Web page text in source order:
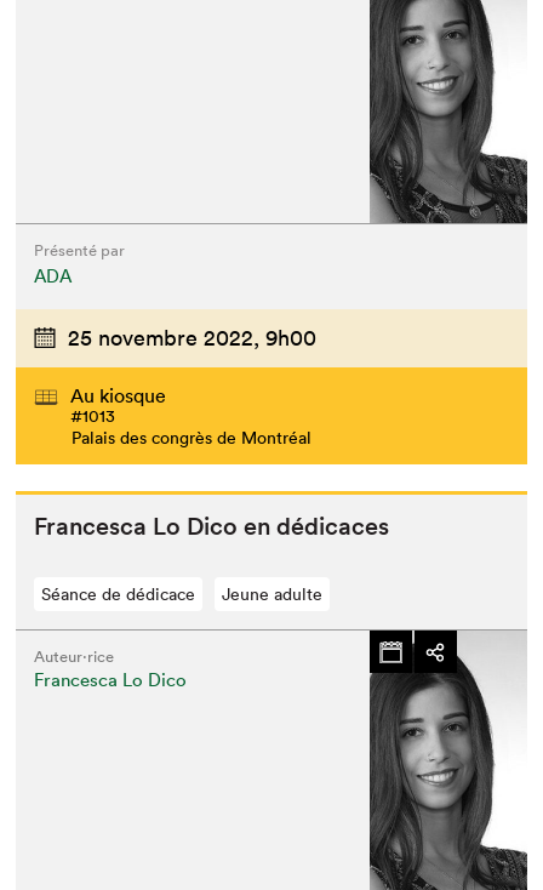
Que cherchez-vous?
Présenté par
ADA
25 novembre 2022, 9h00
Au kiosque
#1013
Palais des congrès de Montréal
Francesca Lo Dico en dédicaces
Séance de dédicace Jeune adulte
Auteur·rice
Francesca Lo Dico